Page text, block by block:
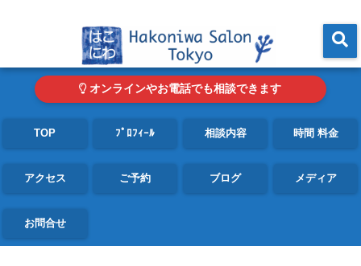
オンラインやお電話でも相談できます
TOP ﾌﾟﾛﾌｨｰﾙ 相談内容 時間 料金
アクセス ご予約 ブログ メディア
お問合せ